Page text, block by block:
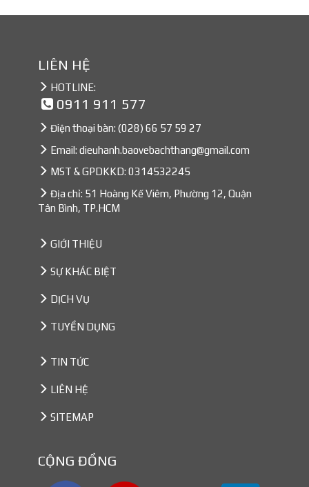
LIÊN HỆ
HOTLINE:
0911 911 577
Điện thoại bàn: (028) 66 57 59 27
Email: dieuhanh.baovebachthang@gmail.com
MST & GPDKKD: 0314532245
Địa chỉ: 51 Hoàng Kế Viêm, Phường 12, Quận
Tân Bình, TP.HCM
GIỚI THIỆU
SỰ KHÁC BIỆT
DỊCH VỤ
TUYỂN DỤNG
TIN TỨC
LIÊN HỆ
SITEMAP
CỘNG ĐỒNG